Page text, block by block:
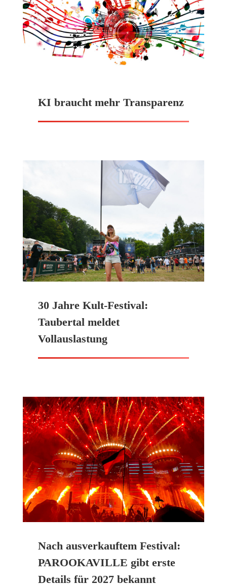
KI braucht mehr Transparenz
30 Jahre Kult-Festival:
Taubertal meldet
Vollauslastung
Nach ausverkauftem Festival:
PAROOKAVILLE gibt erste
Details für 2027 bekannt